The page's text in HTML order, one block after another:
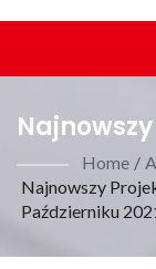
R. –
Home /
Najnowszy
Październiku